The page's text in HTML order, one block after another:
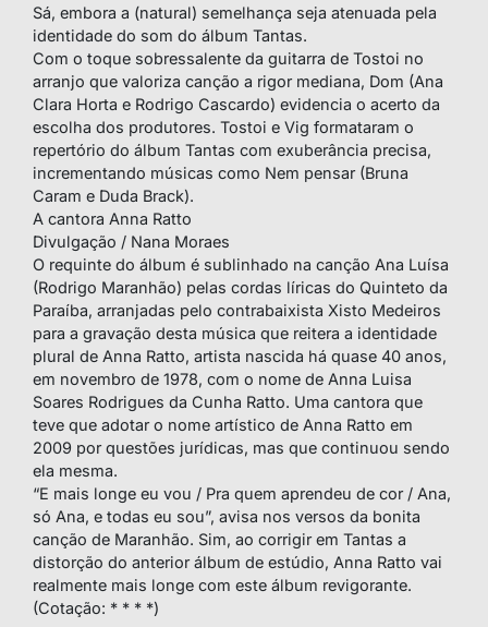
Sá, embora a (natural) semelhança seja atenuada pela
identidade do som do álbum Tantas.
Com o toque sobressalente da guitarra de Tostoi no
arranjo que valoriza canção a rigor mediana, Dom (Ana
Clara Horta e Rodrigo Cascardo) evidencia o acerto da
escolha dos produtores. Tostoi e Vig formataram o
repertório do álbum Tantas com exuberância precisa,
incrementando músicas como Nem pensar (Bruna
Caram e Duda Brack).
A cantora Anna Ratto
Divulgação / Nana Moraes
O requinte do álbum é sublinhado na canção Ana Luísa
(Rodrigo Maranhão) pelas cordas líricas do Quinteto da
Paraíba, arranjadas pelo contrabaixista Xisto Medeiros
para a gravação desta música que reitera a identidade
plural de Anna Ratto, artista nascida há quase 40 anos,
em novembro de 1978, com o nome de Anna Luisa
Soares Rodrigues da Cunha Ratto. Uma cantora que
teve que adotar o nome artístico de Anna Ratto em
2009 por questões jurídicas, mas que continuou sendo
ela mesma.
“E mais longe eu vou / Pra quem aprendeu de cor / Ana,
só Ana, e todas eu sou”, avisa nos versos da bonita
canção de Maranhão. Sim, ao corrigir em Tantas a
distorção do anterior álbum de estúdio, Anna Ratto vai
realmente mais longe com este álbum revigorante.
(Cotação: * * * *)